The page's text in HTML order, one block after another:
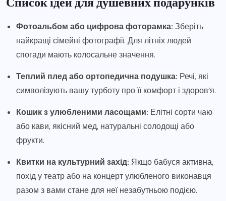
Фотоальбом або цифрова фоторамка: Зберіть
найкращі сімейні фотографії. Для літніх людей
спогади мають колосальне значення.
Теплий плед або ортопедична подушка: Речі, які
символізують вашу турботу про її комфорт і здоров’я.
Кошик з улюбленими ласощами: Елітні сорти чаю
або кави, якісний мед, натуральні солодощі або
фрукти.
Квитки на культурний захід: Якщо бабуся активна,
похід у театр або на концерт улюбленого виконавця
разом з вами стане для неї незабутньою подією.